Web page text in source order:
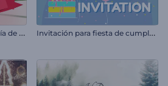
H
ermoso opener para el día de San Valentín I
nvitación para fiesta de cumpleaños